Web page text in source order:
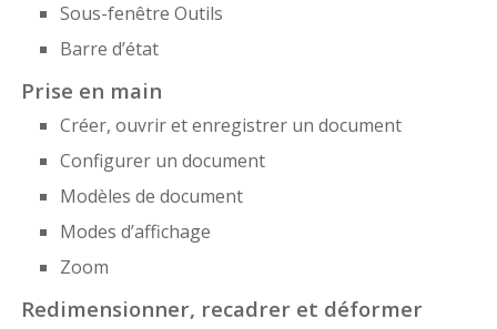
Sous-fenêtre Outils
Barre d’état
Prise en main
Créer, ouvrir et enregistrer un document
Configurer un document
Modèles de document
Modes d’affichage
Zoom
Redimensionner, recadrer et déformer